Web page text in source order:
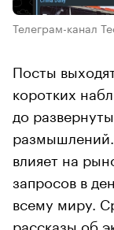
Телеграм-канал
Посты
коротких
до
влияет на
запросов в
всему миру.
рассказы об